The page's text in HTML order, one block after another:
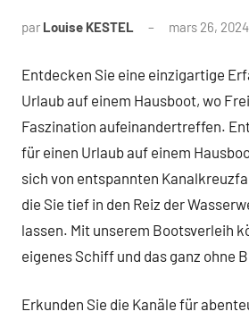
par Louise KESTEL mars 26, 2024
Entdecken Sie eine einzigartige
Urlaub auf einem Hausboot, wo
Faszination aufeinandertreffen.
für einen Urlaub auf einem
sich von entspannten
die Sie tief in den Reiz der
lassen. Mit unserem Bootsverleih
eigenes Schiff und das ganz ohne
Erkunden Sie die Kanäle für